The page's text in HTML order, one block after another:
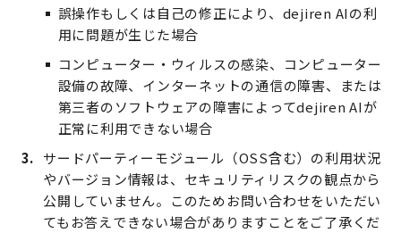
誤操作もしくは自己の修正により、dejiren AIの利
用に問題が生じた場合
コンピューター・ウィルスの感染、コンピューター
設備の故障、インターネットの通信の障害、または
第三者のソフトウェアの障害によってdejiren AIが
正常に利用できない場合
サードパーティーモジュール（OSS含む）の利用状況
やバージョン情報は、セキュリティリスクの観点から
公開していません。このためお問い合わせをいただい
てもお答えできない場合がありますことをご了承くだ